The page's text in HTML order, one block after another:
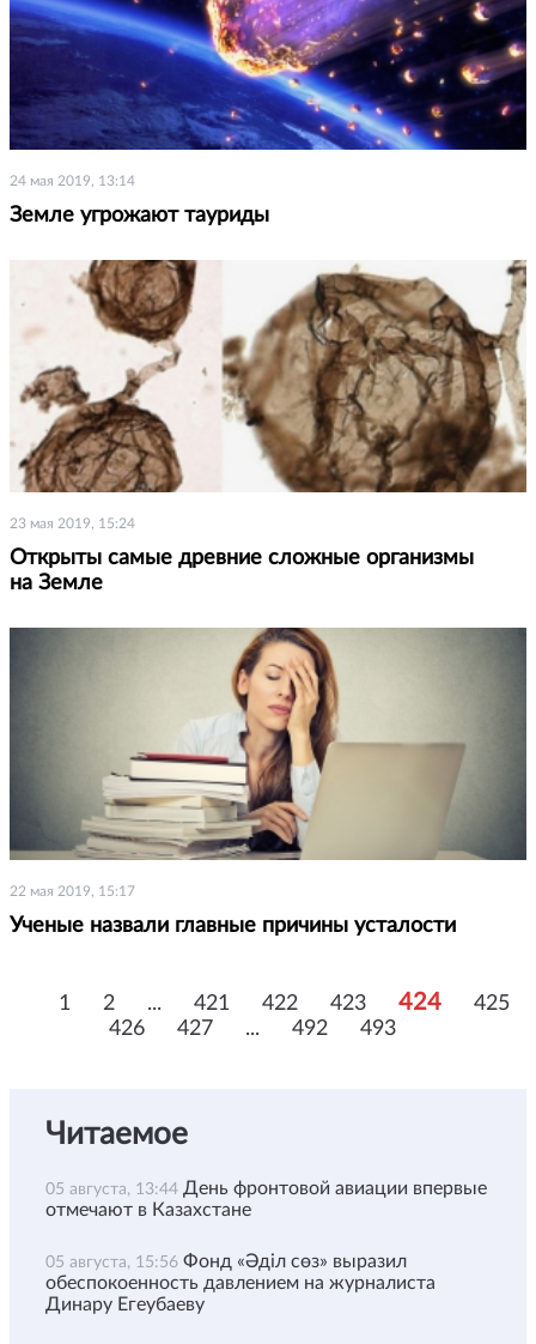
24 мая 2019, 13:14
Земле угрожают тауриды
23 мая 2019, 15:24
Открыты самые древние сложные организмы
на Земле
22 мая 2019, 15:17
Ученые назвали главные причины усталости
1 2 ... 421 422 423 424
425
426
427 ... 492 493
Читаемое
05 августа, 13:44 День фронтовой авиации впервые
отмечают в Казахстане
05 августа, 15:56 Фонд «Әділ сөз» выразил
обеспокоенность давлением на журналиста
Динару Егеубаеву